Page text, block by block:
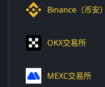
Binance（币安）
OKX交易所
MEXC交易所